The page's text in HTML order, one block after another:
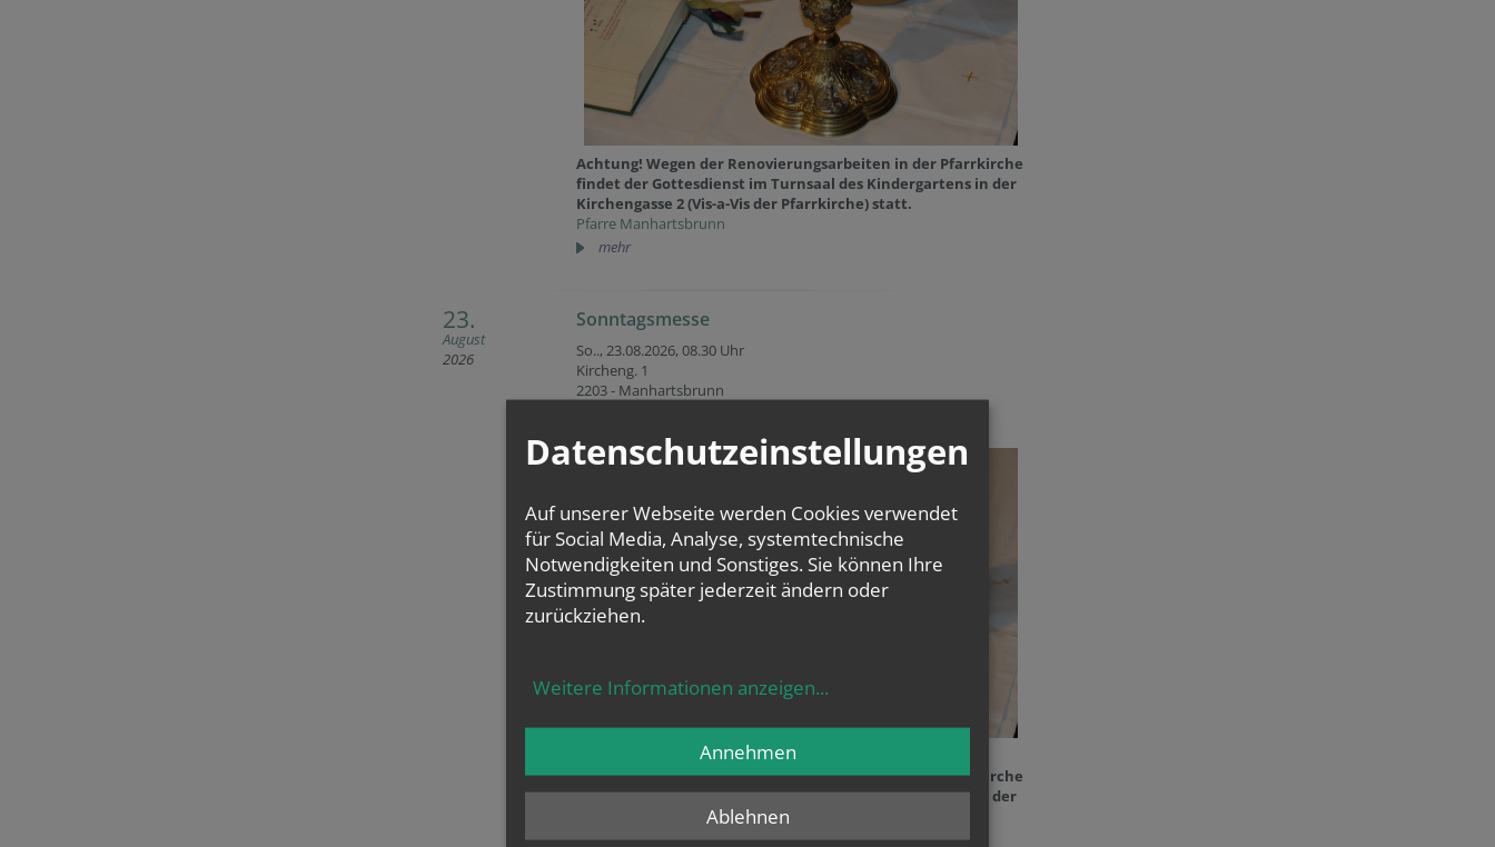
Achtung! Wegen der Renovierungsarbeiten in der Pfarrkirche
findet der Gottesdienst im Turnsaal des Kindergartens in der
Kirchengasse 2 (Vis-a-Vis der Pfarrkirche) statt.
Pfarre Manhartsbrunn
mehr
23.
August
2026
Sonntagsmesse
So.., 23.08.2026,08.30 Uhr
Kircheng. 1
2203 - Manhartsbrunn
Caritas Augustsammlung
Achtung! Wegen der Renovierungsarbeiten in der Pfarrkirche
findet der Gottesdienst im Turnsaal des Kindergartens in der
Kirchengasse 2 (Vis-a-Vis der Pfarrkirche) statt.
Pfarre Manhartsbrunn
Datenschutzeinstellungen
Auf unserer Webseite werden Cookies verwendet
für Social Media, Analyse, systemtechnische
Notwendigkeiten und Sonstiges. Sie können Ihre
Zustimmung später jederzeit ändern oder
zurückziehen.
Weitere Informationen anzeigen...
Ablehnen
Annehmen